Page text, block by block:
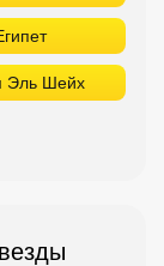
Эль Шейх